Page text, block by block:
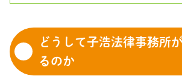
どうして子浩法律事務所
るのか